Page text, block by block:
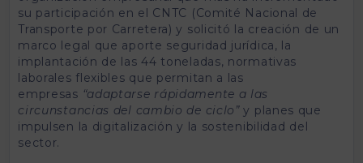
su participación en el CNTC (Comité Nacional de
Transporte por Carretera) y solicitó la creación de un
marco legal que aporte seguridad jurídica, la
implantación de las 44 toneladas, normativas
laborales flexibles que permitan a las
empresas “adaptarse rápidamente a las
circunstancias del cambio de ciclo”y planes que
impulsen la digitalización y la sostenibilidad del
sector.